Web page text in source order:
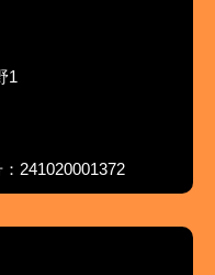
1
241020001372